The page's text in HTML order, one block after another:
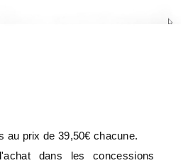
au prix de 39,50€ chacune.
dans les concessions